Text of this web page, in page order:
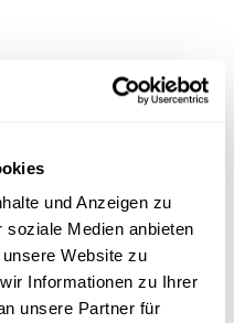
und Anzeigen zu
soziale Medien anbieten
Website zu
Informationen zu Ihrer
unsere Partner für
Um sie zu
Einstellungen.
ÄNDERN